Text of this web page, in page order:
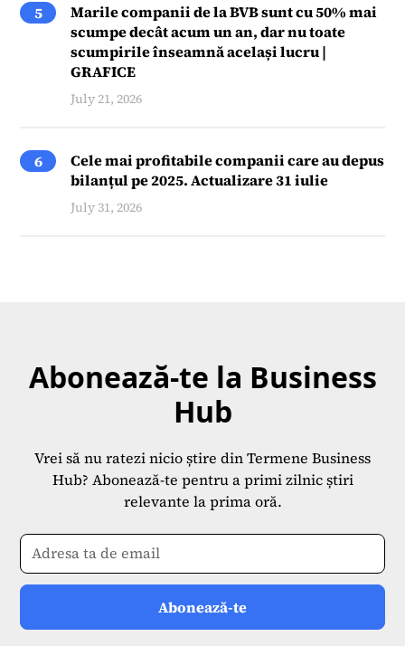
5
Marile companii de la BVB sunt cu 50% mai
scumpe decât acum un an, dar nu toate
scumpirile înseamnă același lucru |
GRAFICE
July 21, 2026
6
Cele mai profitabile companii care au depus
bilanțul pe 2025. Actualizare 31 iulie
July 31, 2026
Abonează-te la Business
Hub
Vrei să nu ratezi nicio știre din Termene Business
Hub? Abonează-te pentru a primi zilnic știri
relevante la prima oră.